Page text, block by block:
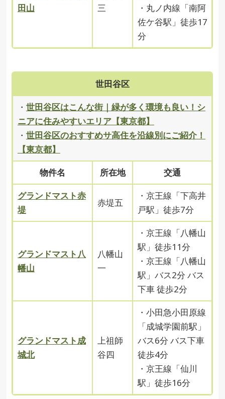
田山
三
・丸ノ内線「南阿
佐ケ谷駅」徒歩17
分
世田谷区
・ 世田谷区はこんな街｜緑が多く環境も良い！シ
ニアに住みやすいエリア【東京都】
・ 世田谷区のおすすめサ高住を沿線別にご紹介！
【東京都】
物件名
所在地
交通
グランドマスト赤
堤
赤堤五
・京王線「下高井
戸駅」徒歩7分
グランドマスト八
幡山
八幡山
一
・京王線「八幡山
駅」徒歩11分
・京王線「八幡山
駅」バス2分 バス
下車 徒歩2分
グランドマスト成
城北
上祖師
谷四
・小田急小田原線
「成城学園前駅」
バス6分 バス下車
徒歩4分
・京王線「仙川
駅」徒歩16分